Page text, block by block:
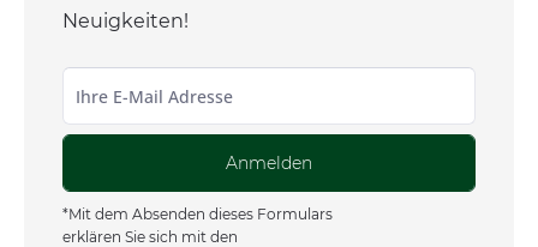
Neuigkeiten!
Anmelden
*Mit dem Absenden dieses Formulars
erklären Sie sich mit den